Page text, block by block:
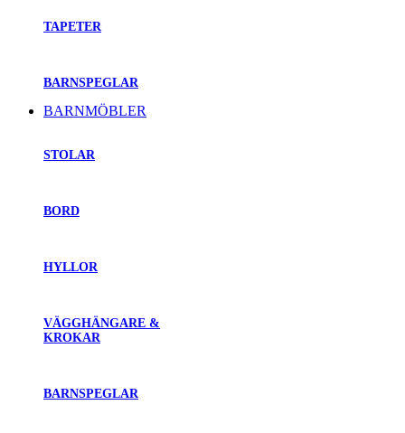
TAPETER
BARNSPEGLAR
BARNMÖBLER
STOLAR
BORD
HYLLOR
VÄGGHÄNGARE &
KROKAR
BARNSPEGLAR